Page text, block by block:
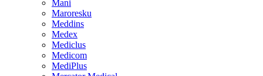
Mani
Maroresku
Meddins
Medex
Mediclus
Medicom
MediPlus